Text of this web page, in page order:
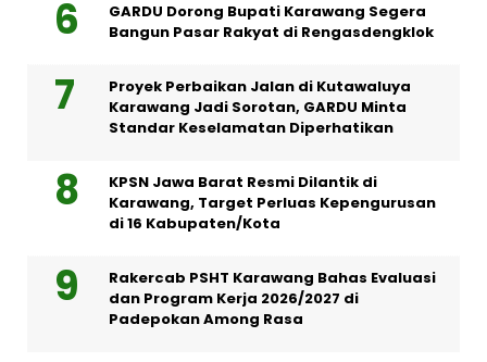
GARDU Dorong Bupati Karawang Segera
Bangun Pasar Rakyat di Rengasdengklok
Proyek Perbaikan Jalan di Kutawaluya
Karawang Jadi Sorotan, GARDU Minta
Standar Keselamatan Diperhatikan
KPSN Jawa Barat Resmi Dilantik di
Karawang, Target Perluas Kepengurusan
di 16 Kabupaten/Kota
Rakercab PSHT Karawang Bahas Evaluasi
dan Program Kerja 2026/2027 di
Padepokan Among Rasa